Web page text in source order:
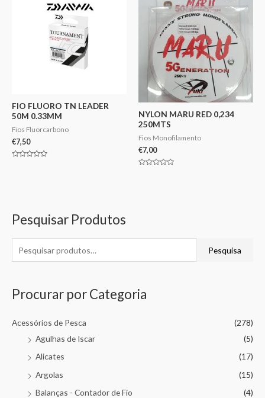
Pesquisar Produtos
Pesquisa
Procurar por Categoria
Acessórios de Pesca
(278)
Agulhas de Iscar
(5)
Alicates
(17)
Argolas
(15)
Balanças - Contador de Fio
(4)
FIO FLUORO TN LEADER
50M 0.33MM
Fios Fluorcarbono
€7,50
NYLON MARU RED 0,234
250MTS
Fios Monofilamento
€7,00